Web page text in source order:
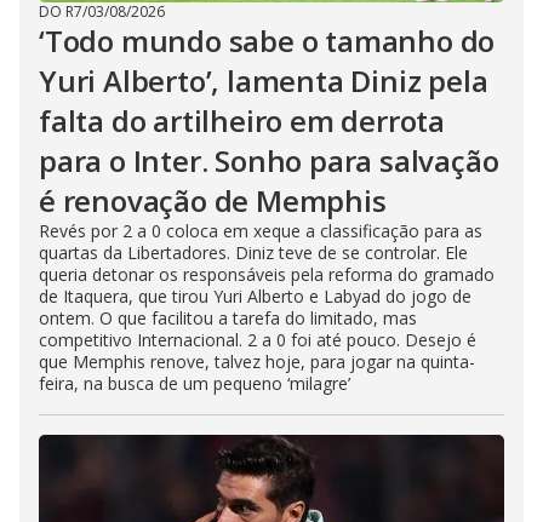
DO R7/03/08/2026
‘Todo mundo sabe o tamanho do
Yuri Alberto’, lamenta Diniz pela
falta do artilheiro em derrota
para o Inter. Sonho para salvação
é renovação de Memphis
Revés por 2 a 0 coloca em xeque a classificação para as
quartas da Libertadores. Diniz teve de se controlar. Ele
queria detonar os responsáveis pela reforma do gramado
de Itaquera, que tirou Yuri Alberto e Labyad do jogo de
ontem. O que facilitou a tarefa do limitado, mas
competitivo Internacional. 2 a 0 foi até pouco. Desejo é
que Memphis renove, talvez hoje, para jogar na quinta-
feira, na busca de um pequeno ‘milagre’